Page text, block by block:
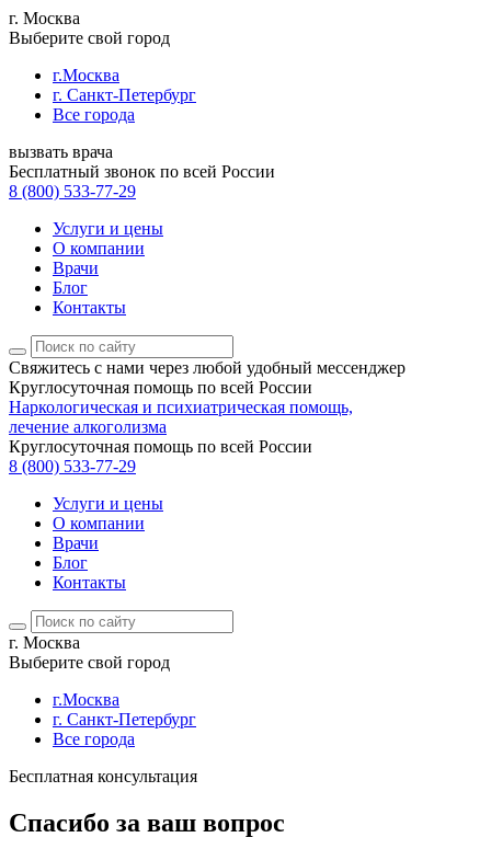
г. Москва
Выберите свой город
г.Москва
г. Санкт-Петербург
Все города
вызвать врача
Бесплатный звонок по всей России
8 (800) 533-77-29
Услуги и цены
О компании
Врачи
Блог
Контакты
Свяжитесь с нами через любой удобный мессенджер
Круглосуточная помощь по всей России
Наркологическая и психиатрическая помощь,
лечение алкоголизма
Круглосуточная помощь по всей России
8 (800) 533-77-29
Услуги и цены
О компании
Врачи
Блог
Контакты
г. Москва
Выберите свой город
г.Москва
г. Санкт-Петербург
Все города
Бесплатная консультация
Спасибо за ваш вопрос